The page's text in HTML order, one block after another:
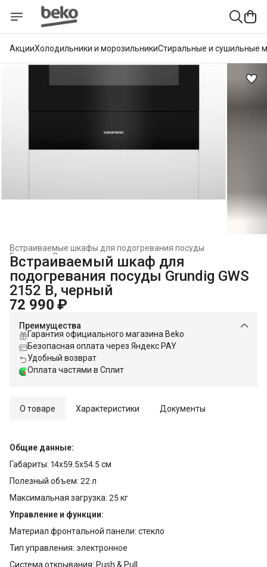
АкцииХолодильники и морозильникиСтиральные и сушильные
Встраиваемые шкафы для подогревания посуды
Встраиваемая техника
›
Главная
Встраиваемый шкаф для
подогревания посуды Grundig GWS
2152 B, черный
72 990 ₽
Преимущества
Гарантия официального магазина Beko
Безопасная оплата через Яндекс PAY
Удобный возврат
Оплата частями в Сплит
О товаре Характеристики Документы
Общие данные:
Габариты: 14x59.5x54.5 см
Полезный объем: 22 л
Максимальная загрузка: 25 кг
Управление и функции:
Материал фронтальной панели: стекло
Тип управления: электронное
Система открывания: Push & Pull